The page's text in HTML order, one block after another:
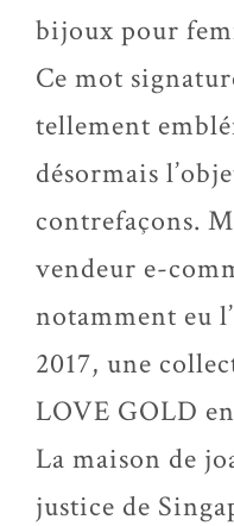
bijoux pour
Ce mot
tellement
désormais
contrefaçons.
vendeur e-
notamment eu
2017, une
LOVE GOLD
La maison de
justice de